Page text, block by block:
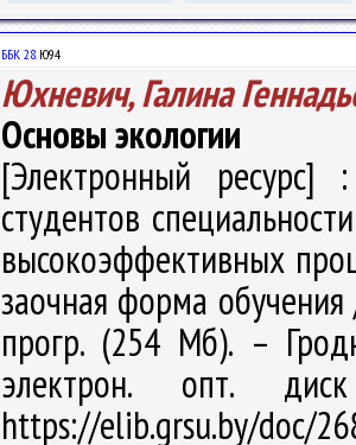
ББК 28.Ю94
Юхневич, Галина
Основы экологии
[Электронный ресурс]
студентов
высокоэффективных
заочная форма обучения
прогр. (254 Мб). –
электрон. опт.
https://elib.grsu.by/doc/